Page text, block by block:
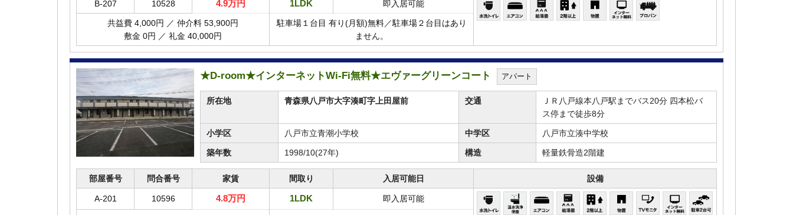
B-207 10528 4.9万円 1LDK 即入居可能
共益費 4,000円 ／ 仲介料 53,900円
敷金 0円 ／ 礼金 40,000円
駐車場１台目 有り(月額)無料／駐車場２台目はあり
ません。
★D-room★インターネットWi-Fi無料★エヴァーグリーンコート アパート
所在地 青森県八戸市大字湊町字上田屋前 交通
ＪＲ八戸線本八戸駅までバス20分 四本松バ
ス停まで徒歩8分
小学区 八戸市立青潮小学校 中学区 八戸市立湊中学校
築年数 1998/10(27年) 構造 軽量鉄骨造2階建
部屋番号 問合番号 家賃 間取り 入居可能日 設備
A-201 10596 4.8万円 1LDK 即入居可能